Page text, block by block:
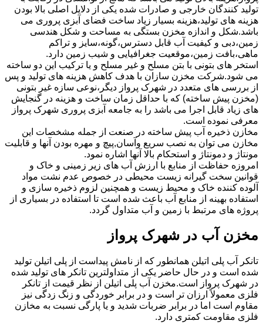
تولید کنندگان خارجی و صادرات شده یکی از دلایل اصلی بالا بودن
هزینه های تولید،هزینه بسیار زیاد ساخت فضای آبزی پروری می
باشد.شکل و اندازه مخزن بستگی به مساحت و شکل هندسی
زمین،دبی و کیفیت آب قابل دسترس،گونه،سایز و تراکم
ماهی،بافت زمین،موقعیت جغرافیایی و شیب زمین دارد.
استخر های بتونی با بتن مسلح و غیر مسلح و یا ترکیب این دو ساخته
می شود.شرکت مخزن سازان با هدف کاهش هزینه های تولید و پس
از بررسی های متعدد در شهرک پرواز دیگر،نوعی سازه غیر بتونی
(مخزن پیش ساخته) که با حداقل زمان ساخت و هزینه در گنجایش
های زیاد قابل اجرا می باشد را به جامعه آبزی پروری شهرک پرواز
معرفی نموده است.
مخازن ذخیره آب پیش ساخته در صنعت از جمله مشخصات این
مخازن می توان به نصب سریع وآسان,پیچ و مهره بودن آنها و قابلیت
مونتاژ و دمونتاژ و استحکام بالا آنها اشاره نمود.
امروزه حفاظت از منابع با ارزش آب های زیر زمینی و خاک و
قوانین سخت گیرانه زیست محیطی در خصوص عدم نشت مواد
آلوده کننده خاک و محیط زیست و همچنین لزوم ذخیره سازی و
استفاده بهینه از منابع آب باعث شده است تا استفاده در بسیاری از
پروژه های مرتبط با زمین و آب متداول گردد.
مخزن آب در شهرک پرواز
تانکر آب پلی اتیلن همانطور که از نامش پیداست از پلی اتیلن تولید
شده است و در حال حاضر یکی از متداولترین تانکر های تولید شده
در شهرک پرواز است.مخزن آب پلی اتیلن از نظر قیمت از تانکر
فلزی معمولاً ارزان تر است و در برابر خوردگی و زنگ زدگی نیز
مقاوم است اما در برابر ضربات شدید و یا پارگی نسبت به مخازن
فلزی مقاومت کمتری دارد.